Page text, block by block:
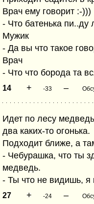
Врач ему говорит :-)))
- Что батенька пи..ду
Мужик
- Да вы что такое
Врач
- Что что борода та
14 + -33 –
Идет по лесу медведь
два каких-то огонька.
Подходит ближе, а
- Чебурашка, что ты
медведь.
- Ты что не видишь, я
27 + -24 –